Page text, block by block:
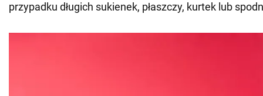
przypadku długich sukienek, płaszczy, kurtek lub